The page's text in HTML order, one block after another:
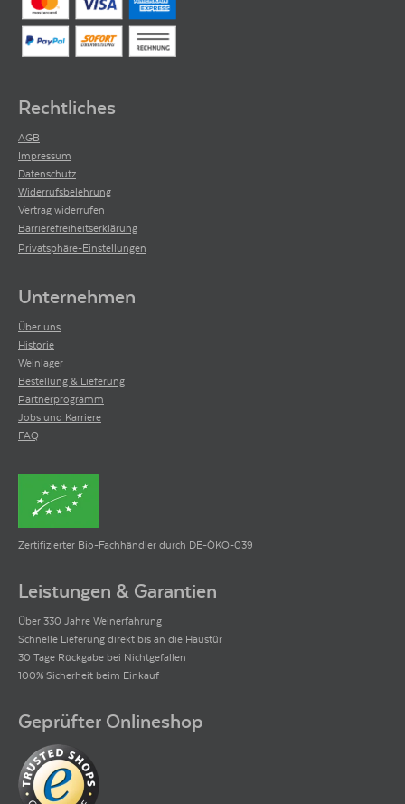
Rechtliches
AGB
Impressum
Datenschutz
Widerrufsbelehrung
Vertrag widerrufen
Barrierefreiheitserklärung
Privatsphäre-Einstellungen
Unternehmen
Über uns
Historie
Weinlager
Bestellung & Lieferung
Partnerprogramm
Jobs und Karriere
FAQ
Zertifizierter Bio-Fachhändler durch DE-ÖKO-039
Leistungen & Garantien
Über 330 Jahre Weinerfahrung
Schnelle Lieferung direkt bis an die Haustür
30 Tage Rückgabe bei Nichtgefallen
100% Sicherheit beim Einkauf
Geprüfter Onlineshop